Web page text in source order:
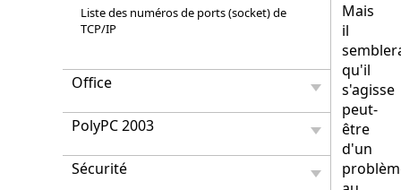
Liste des numéros de ports (socket) de
TCP/IP
Office
PolyPC 2003
Sécurité
Mais
il
qu'il
s'agisse
peut-
être
d'un